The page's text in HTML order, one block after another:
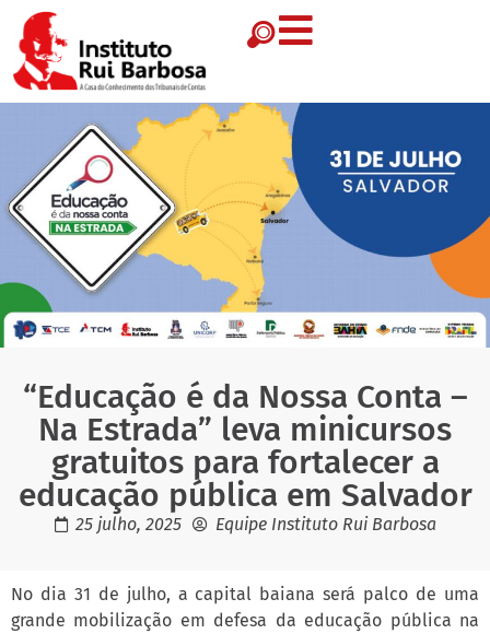
“Educação é da Nossa Conta –
Na Estrada” leva minicursos
gratuitos para fortalecer a
educação pública em Salvador
25 julho, 2025 Equipe Instituto Rui Barbosa
No dia 31 de julho, a capital baiana será palco de uma
grande mobilização em defesa da educação pública na